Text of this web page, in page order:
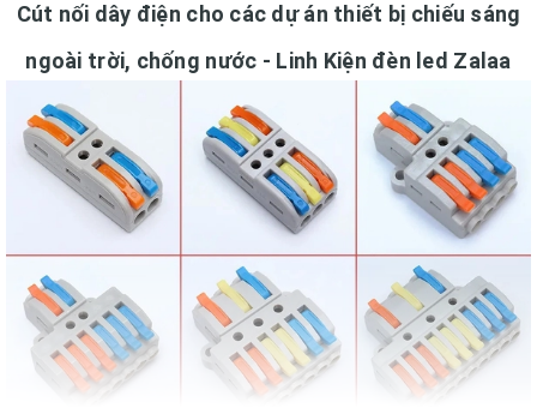
Cút nối dây điện cho các dự án thiết bị chiếu sáng
ngoài trời, chống nước - Linh Kiện đèn led Zalaa